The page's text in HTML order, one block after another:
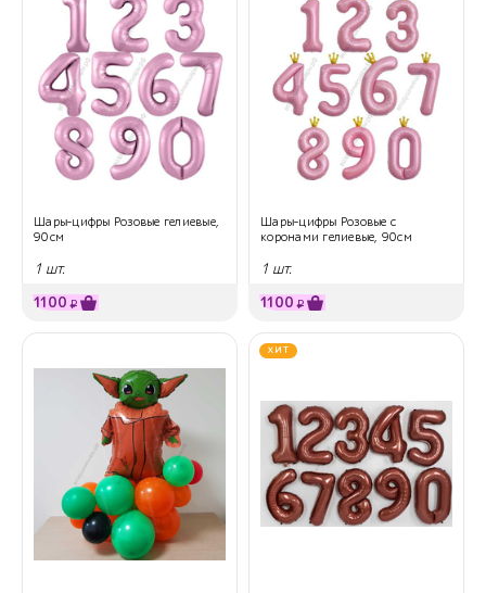
Шары-цифры Розовые гелиевые,
90см
1 шт.
1100 ₽
Шары-цифры Розовые с
коронами гелиевые, 90см
1 шт.
1100 ₽
ХИТ